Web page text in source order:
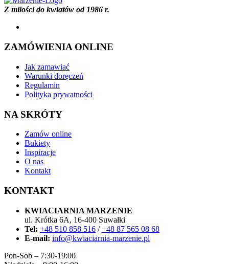
Z miłości do kwiatów od 1986 r.
ZAMÓWIENIA ONLINE
Jak zamawiać
Warunki doręczeń
Regulamin
Polityka prywatności
NA SKRÓTY
Zamów online
Bukiety
Inspiracje
O nas
Kontakt
KONTAKT
KWIACIARNIA MARZENIE
ul. Krótka 6A, 16-400 Suwałki
Tel: +48 510 858 516 /+48 87 565 08 68
E-mail: info@kwiaciarnia-marzenie.pl
Pon-Sob – 7:30-19:00